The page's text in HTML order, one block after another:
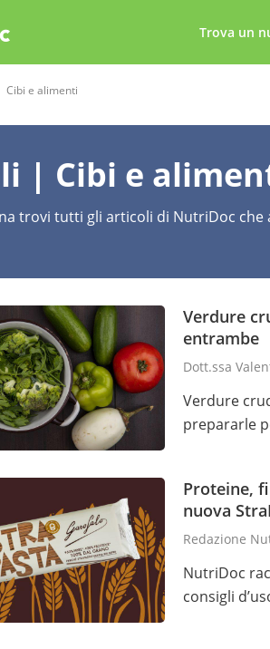
Trova un
Cibi e alimenti
| Cibi e
trovi tutti gli articoli di NutriDoc
Verdure
entrambe
Dott.ssa
Verdure
prepararle
Proteine,
nuova
Redazione
NutriDoc
consigli